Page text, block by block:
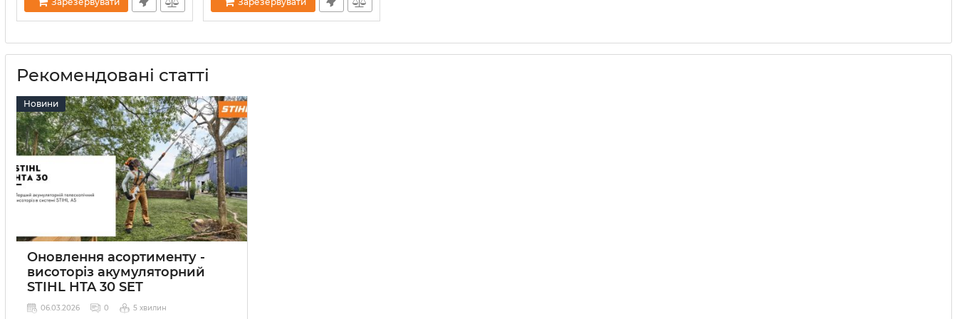
Рекомендовані статті
Новини
Оновлення асортименту -
висоторіз акумуляторний
STIHL HTA 30 SET
06.03.2026 0 5 хвилин